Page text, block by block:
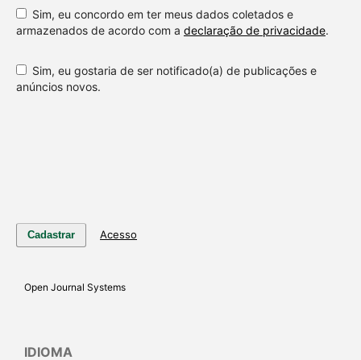
armazenados de acordo com a declaração de privacidade.
anúncios novos.
Cadastrar Acesso
Open Journal Systems
IDIOMA